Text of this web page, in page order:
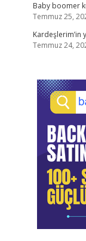
Baby boomer
Temmuz 25,
Kardeşlerim’in
Temmuz 24,